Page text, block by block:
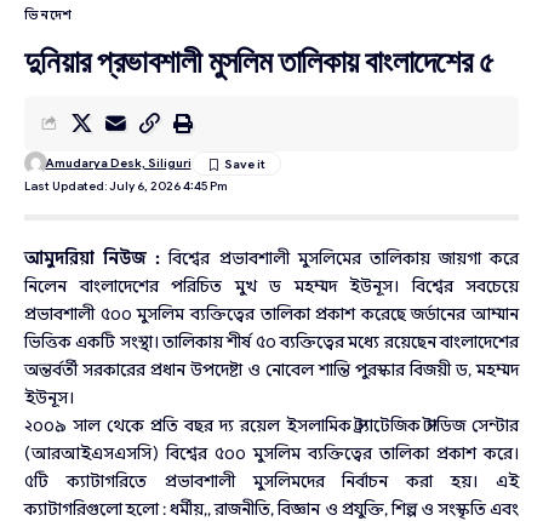
ভিনদেশ
দুনিয়ার প্রভাবশালী মুসলিম তালিকায় বাংলাদেশের ৫
Last Updated: July 6, 2026 4:45 Pm
Amudarya Desk, Siliguri
আমুদরিয়া নিউজ : বিশ্বের প্রভাবশালী মুসলিমের তালিকায় জায়গা করে
নিলেন বাংলাদেশের পরিচিত মুখ ড মহম্মদ ইউনূস। বিশ্বের সবচেয়ে
প্রভাবশালী ৫০০ মুসলিম ব্যক্তিত্বের তালিকা প্রকাশ করেছে জর্ডানের আম্মান
ভিত্তিক একটি সংস্থা। তালিকায় শীর্ষ ৫০ ব্যক্তিত্বের মধ্যে রয়েছেন বাংলাদেশের
অন্তর্বর্তী সরকারের প্রধান উপদেষ্টা ও নোবেল শান্তি পুরস্কার বিজয়ী ড, মহম্মদ
ইউনূস।
২০০৯ সাল থেকে প্রতি বছর দ্য রয়েল ইসলামিক স্ট্র্যাটেজিক স্টাডিজ সেন্টার
(আরআইএসএসসি) বিশ্বের ৫০০ মুসলিম ব্যক্তিত্বের তালিকা প্রকাশ করে।
৫টি ক্যাটাগরিতে প্রভাবশালী মুসলিমদের নির্বাচন করা হয়। এই
ক্যাটাগরিগুলো হলো : ধর্মীয়,, রাজনীতি, বিজ্ঞান ও প্রযুক্তি, শিল্প ও সংস্কৃতি এবং